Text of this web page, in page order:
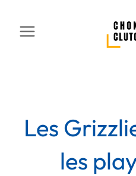
contenu
Les
les